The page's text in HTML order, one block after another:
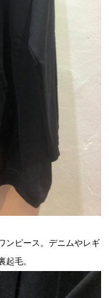
ンピース。デニムやレギ
毛。